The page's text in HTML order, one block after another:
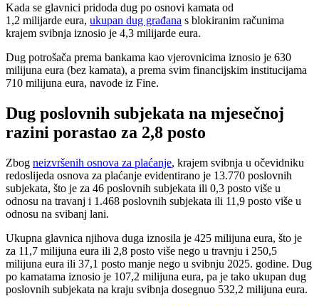
Kada se glavnici pridoda dug po osnovi kamata od
1,2 milijarde eura, ukupan dug građana s blokiranim računima
krajem svibnja iznosio je 4,3 milijarde eura.
Dug potrošača prema bankama kao vjerovnicima iznosio je 630
milijuna eura (bez kamata), a prema svim financijskim institucijama
710 milijuna eura, navode iz Fine.
Dug poslovnih subjekata na mjesečnoj
razini porastao za 2,8 posto
Zbog neizvršenih osnova za plaćanje, krajem svibnja u očevidniku
redoslijeda osnova za plaćanje evidentirano je 13.770 poslovnih
subjekata, što je za 46 poslovnih subjekata ili 0,3 posto više u
odnosu na travanj i 1.468 poslovnih subjekata ili 11,9 posto više u
odnosu na svibanj lani.
Ukupna glavnica njihova duga iznosila je 425 milijuna eura, što je
za 11,7 milijuna eura ili 2,8 posto više nego u travnju i 250,5
milijuna eura ili 37,1 posto manje nego u svibnju 2025. godine. Dug
po kamatama iznosio je 107,2 milijuna eura, pa je tako ukupan dug
poslovnih subjekata na kraju svibnja dosegnuo 532,2 milijuna eura.